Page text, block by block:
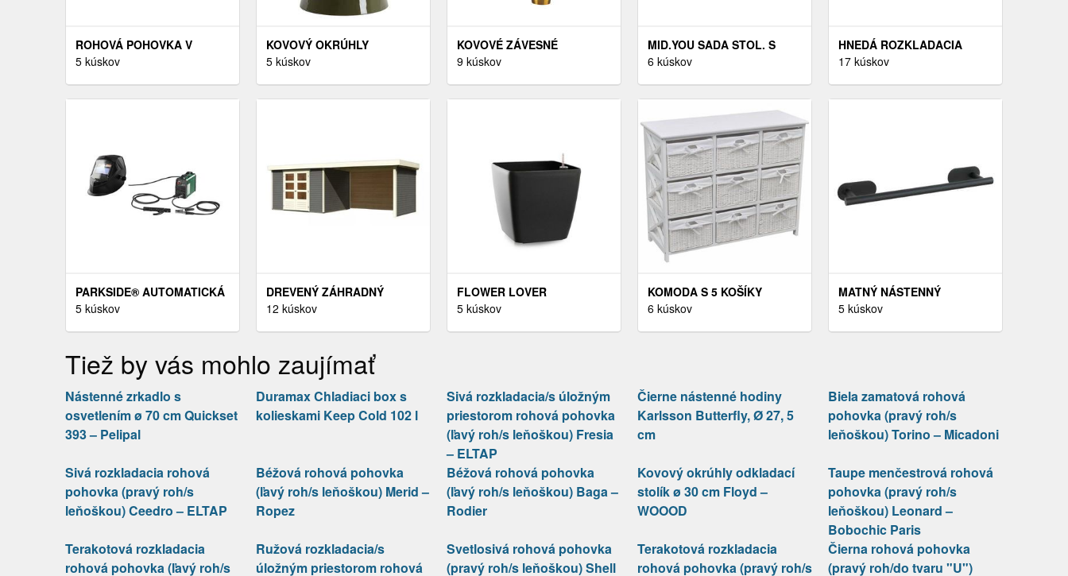
ROHOVÁ POHOVKA V
TEHLOVEJ FARBE
5 kúskov
KOVOVÝ OKRÚHLY
ODKLADACÍ STOLÍK Ø 38
5 kúskov
KOVOVÉ ZÁVESNÉ
SVIETIDLO V ZLATEJ
9 kúskov
MID.YOU SADA STOL. S
PRUŽ. PODNOŽÍM, TKANÁ
6 kúskov
HNEDÁ ROZKLADACIA
POHOVKA 160 CM ROOTS -
17 kúskov
PARKSIDE® AUTOMATICKÁ
ZVÁRACIA PRILBA LED
5 kúskov
DREVENÝ ZÁHRADNÝ
DOMČEK ASKOLA 5 S
12 kúskov
FLOWER LOVER
SAMOZAVLAŽOVACÍ
5 kúskov
KOMODA S 5 KOŠÍKY
DREVO / LÁTKA
6 kúskov
MATNÝ NÁSTENNÝ
ANTIKORO DRŽIAK NA
5 kúskov
Tiež by vás mohlo zaujímať
Nástenné zrkadlo s
osvetlením ø 70 cm Quickset
393 – Pelipal
Duramax Chladiaci box s
kolieskami Keep Cold 102 l
Sivá rozkladacia/s úložným
priestorom rohová pohovka
(ľavý roh/s leňoškou) Fresia
– ELTAP
Čierne nástenné hodiny
Karlsson Butterfly, Ø 27, 5
cm
Biela zamatová rohová
pohovka (pravý roh/s
leňoškou) Torino – Micadoni
Sivá rozkladacia rohová
pohovka (pravý roh/s
leňoškou) Ceedro – ELTAP
Béžová rohová pohovka
(ľavý roh/s leňoškou) Merid –
Ropez
Béžová rohová pohovka
(ľavý roh/s leňoškou) Baga –
Rodier
Kovový okrúhly odkladací
stolík ø 30 cm Floyd –
WOOOD
Taupe menčestrová rohová
pohovka (pravý roh/s
leňoškou) Leonard –
Bobochic Paris
Terakotová rozkladacia
rohová pohovka (ľavý roh/s
Ružová rozkladacia/s
úložným priestorom rohová
Svetlosivá rohová pohovka
(pravý roh/s leňoškou) Shell
Terakotová rozkladacia
rohová pohovka (pravý roh/s
Čierna rohová pohovka
(pravý roh/do tvaru "U")